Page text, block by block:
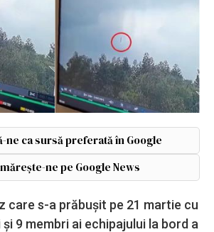
ne ca sursă preferată în Google
ne pe Google News
care s-a prăbușit pe 21 martie cu
9 membri ai echipajului la bord a